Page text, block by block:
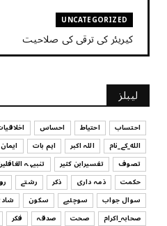
UNCATEGORIZED
کیریئر کی ترقی کی صلاحیت
July 29, 2026
UNCATEGORIZED
کیا آپ اپنے باس کو مؤثر طریقے
July 29, 2026
UNCATEGORIZED
اس وقت آپ کا موڈ کیسا ہے؟
July 29, 2026
UNCATEGORIZED
لیبلز
احتساب احتیاط احساس
الله_کے_نام
اللہ اکبر اہم بات ایمان
تصوف
تفسیرابن کثیر تنبیہہ
حکمت
ذمہ داری ذکر رشتے
سوال جواب
سوچئیے سکون
صحابہ_اکرام
صحت صدقہ فکر